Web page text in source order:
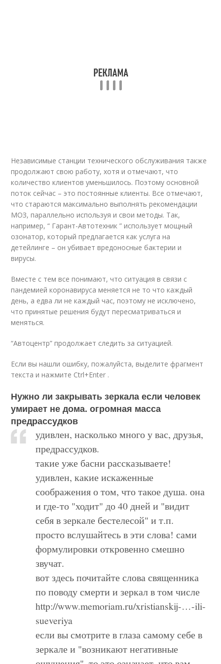
Независимые станции технического обслуживания также
продолжают свою работу, хотя и отмечают, что
количество клиентов уменьшилось. Поэтому основной
поток сейчас – это постоянные клиенты. Все отмечают,
что стараются максимально выполнять рекомендации
МОЗ, параллельно используя и свои методы. Так,
например, “ Гарант-Автотехник ” использует мощный
озонатор, который предлагается как услуга на
детейлинге – он убивает вредоносные бактерии и
вирусы.
Вместе с тем все понимают, что ситуация в связи с
пандемией коронавируса меняется не то что каждый
день, а едва ли не каждый час, поэтому не исключено,
что принятые решения будут пересматриваться и
меняться.
“Автоцентр” продолжает следить за ситуацией.
Если вы нашли ошибку, пожалуйста, выделите фрагмент
текста и нажмите Ctrl+Enter .
Нужно ли закрывать зеркала если человек
умирает не дома. огромная масса
предрассудков
удивлен, насколько много у вас, друзья,
предрассудков.
такие уже басни рассказываете!
удивлен, какие искаженные
соображения о том, что такое душа. она
и где-то "ходит" до 40 дней и "видит
себя в зеркале бестелесой" и т.п.
просто вслушайтесь в эти слова! сами
формулировки откровенно смешно
звучат.
вот здесь почитайте слова священника
по поводу смерти и зеркал в том числе
http://www.memoriam.ru/xristianskij-…-ili-
sueveriya
если вы смотрите в глаза самому себе в
зеркале и "возникают негативные